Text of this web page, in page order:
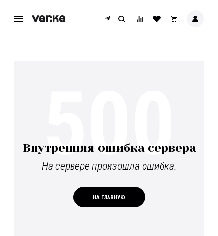
Внутренняя ошибка сервера
На сервере произошла ошибка.
НА ГЛАВНУЮ
500